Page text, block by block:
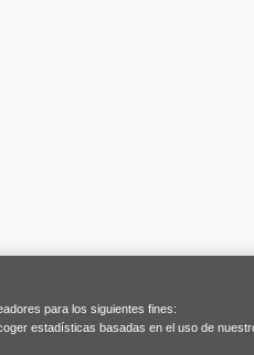
para los siguientes fines:
estadísticas basadas en el uso de